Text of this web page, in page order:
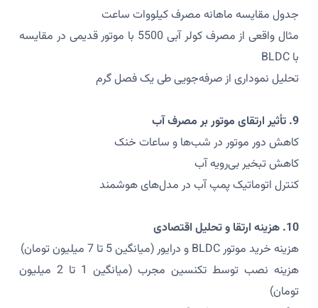
جدول مقایسه ماهانه مصرف کیلووات ساعت
مثال واقعی از مصرف کولر آبی 5500 با موتور قدیمی در مقایسه
با BLDC
تحلیل نموداری از صرفه‌جویی طی یک فصل گرم
9. تأثیر ارتقای موتور بر مصرف آب
کاهش دور موتور در شب‌ها و ساعات خنک
کاهش تبخیر بی‌رویه آب
کنترل اتوماتیک پمپ آب در مدل‌های هوشمند
10. هزینه ارتقا و تحلیل اقتصادی
هزینه خرید موتور BLDC و درایور (میانگین 5 تا 7 میلیون تومان)
هزینه نصب توسط تکنسین مجرب (میانگین 1 تا 2 میلیون
تومان)